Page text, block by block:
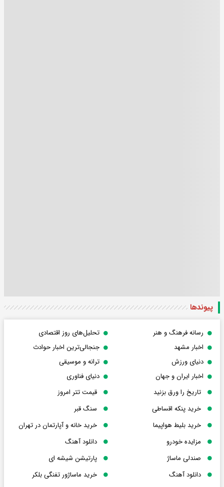
پیوندها
رسانه فرهنگ و هنر
تحلیل‌های روز اقتصادی
اخبار مشهد
جنجالی‌ترین اخبار حوادث
دنیای ورزش
ترانه و موسیقی
اخبار ایران و جهان
دنیای فناوری
تاریخ را ورق بزنید
قیمت تتر امروز
خرید پنکه اقساطی
سنگ قبر
خرید بلیط هواپیما
خرید خانه و آپارتمان در تهران
مزایده خودرو
دانلود آهنگ
صندلی ماساژ
پارتیشن شیشه ای
دانلود آهنگ
خرید ماساژور تفنگی بلکر